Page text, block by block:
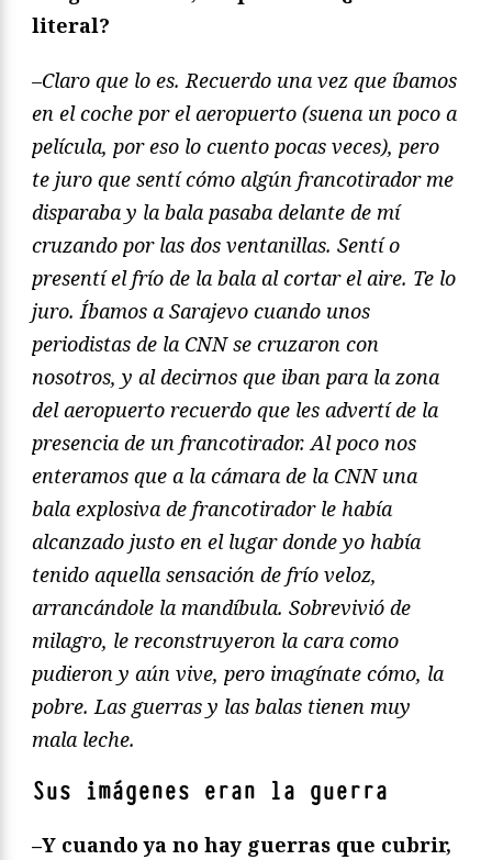
literal?
–Claro que lo es. Recuerdo una vez que íbamos
en el coche por el aeropuerto (suena un poco a
película, por eso lo cuento pocas veces), pero
te juro que sentí cómo algún francotirador me
disparaba y la bala pasaba delante de mí
cruzando por las dos ventanillas. Sentí o
presentí el frío de la bala al cortar el aire. Te lo
juro. Íbamos a Sarajevo cuando unos
periodistas de la CNN se cruzaron con
nosotros, y al decirnos que iban para la zona
del aeropuerto recuerdo que les advertí de la
presencia de un francotirador. Al poco nos
enteramos que a la cámara de la CNN una
bala explosiva de francotirador le había
alcanzado justo en el lugar donde yo había
tenido aquella sensación de frío veloz,
arrancándole la mandíbula. Sobrevivió de
milagro, le reconstruyeron la cara como
pudieron y aún vive, pero imagínate cómo, la
pobre. Las guerras y las balas tienen muy
mala leche.
Sus imágenes eran la guerra
–Y cuando ya no hay guerras que cubrir,